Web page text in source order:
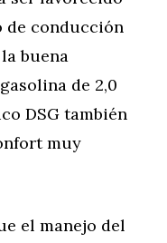
de conducción
buena
de 2,0
DSG también
muy
el manejo del